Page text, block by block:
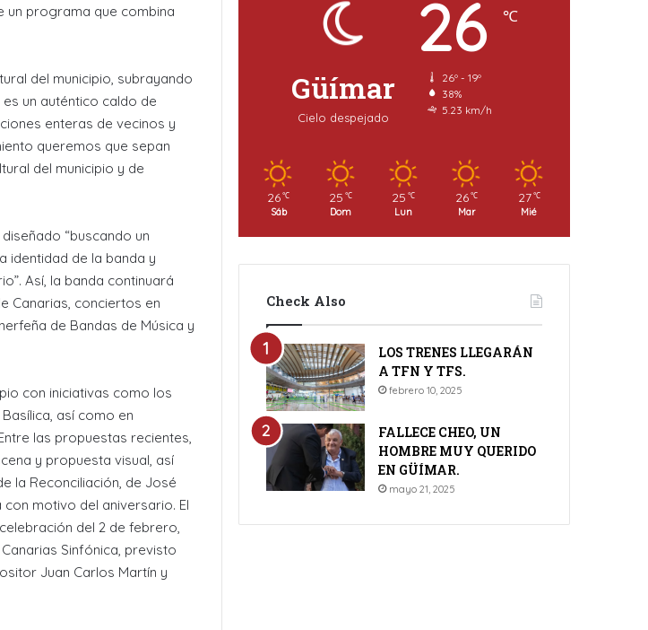
un programa que combina
del municipio, subrayando
un auténtico caldo de
enteras de vecinos y
queremos que sepan
del municipio y de
“buscando un
identidad de la banda y
Así, la banda continuará
Canarias, conciertos en
de Bandas de Música y
con iniciativas como los
así como en
las propuestas recientes,
y propuesta visual, así
la Reconciliación, de José
con motivo del aniversario. El
del 2 de febrero,
Sinfónica, previsto
Juan Carlos Martín y
Güímar
Cielo despejado
26 ℃
26º - 19º
38%
5.23 km/h
26 ℃
Sáb
25 ℃
Dom
25 ℃
Lun
26 ℃
Mar
27 ℃
Mié
Check Also
LOS TRENES LLEGARÁN
A TFN Y TFS.
febrero 10, 2025
FALLECE CHEO, UN
HOMBRE MUY QUERIDO
EN GÜÍMAR.
mayo 21, 2025